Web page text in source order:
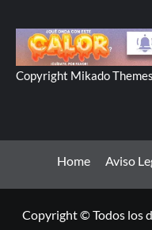
Copyright Mikado
Home Aviso
Copyright © Todos los